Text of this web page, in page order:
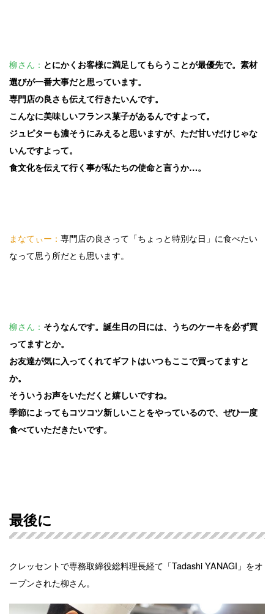
柳さん： とにかくお客様に満足してもらうことが最優先で。素材
選びが一番大事だと思っています。
専門店の良さも伝えて行きたいんです。
こんなに美味しいフランス菓子があるんですよって。
ジュピターも濃そうにみえると思いますが、ただ甘いだけじゃな
いんですよって。
食文化を伝えて行く事が私たちの使命と言うか…。
まなてぃー： 専門店の良さって「ちょっと特別な日」に食べたい
なって思う所だとも思います。
柳さん： そうなんです。誕生日の日には、うちのケーキを必ず買
ってますとか。
お友達が気に入ってくれてギフトはいつもここで買ってますと
か。
そういうお声をいただくと嬉しいですね。
季節によってもコツコツ新しいことをやっているので、ぜひ一度
食べていただきたいです。
最後に
クレッセントで専務取締役総料理長経て「Tadashi YANAGI」をオ
ープンされた柳さん。